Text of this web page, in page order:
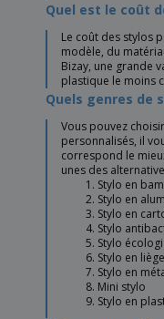
Quel est le coût
Le coût des stylos
modèle, du
Bizay, une grande
plastique le moins
Quels genres de
Vous pouvez
personnalisés, il
correspond le
unes des
Stylo en
Stylo en
Stylo en
Stylo
Stylo
Stylo en liège
Stylo en
Mini stylo
Stylo en